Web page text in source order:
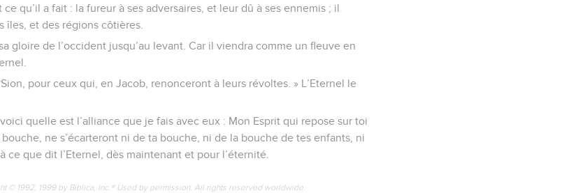
qu’il a fait : la fureur à ses adversaires, et leur dû à ses ennemis ; il
îles, et des régions côtières.
gloire de l’occident jusqu’au levant. Car il viendra comme un fleuve en
pour ceux qui, en Jacob, renonceront à leurs révoltes. » L’Eternel le
quelle est l’alliance que je fais avec eux : Mon Esprit qui repose sur toi
ne s’écarteront ni de ta bouche, ni de la bouche de tes enfants, ni
ce que dit l’Eternel, dès maintenant et pour l’éternité.
© 1992, 1999 by Biblica, Inc.® Used by permission. All rights reserved worldwide.